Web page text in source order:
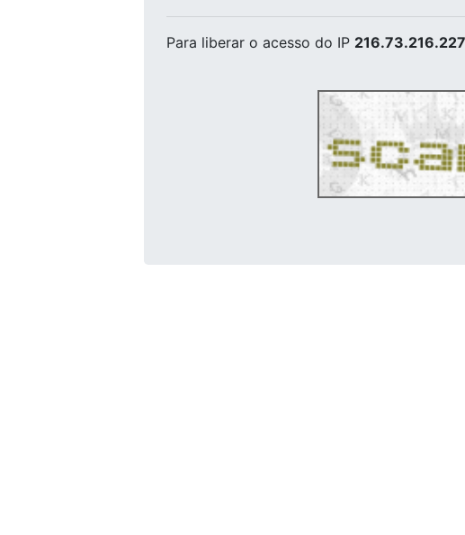
Para liberar o acesso do IP 216.73.216.227